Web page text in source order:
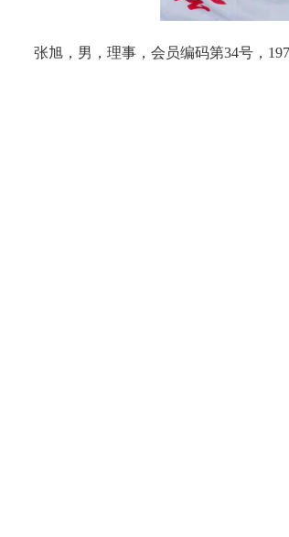
张旭，男，理事，会员编码第34号，